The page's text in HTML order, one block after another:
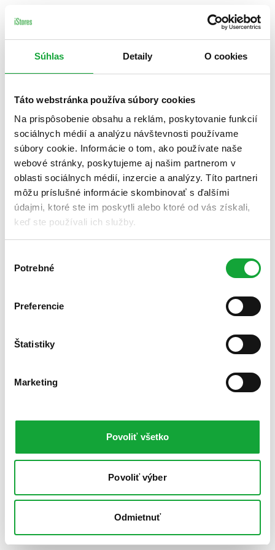
Súhlas Detaily O cookies
Táto webstránka používa súbory cookies
Na prispôsobenie obsahu a reklám, poskytovanie funkcií
sociálnych médií a analýzu návštevnosti používame
súbory cookie. Informácie o tom, ako používate naše
webové stránky, poskytujeme aj našim partnerom v
oblasti sociálnych médií, inzercie a analýzy. Títo partneri
môžu príslušné informácie skombinovať s ďalšími
údajmi, ktoré ste im poskytli alebo ktoré od vás získali,
keď ste používali ich služby.
súhlasu
Potrebné
Preferencie
Štatistiky
Marketing
Povoliť všetko
Povoliť výber
Odmietnuť